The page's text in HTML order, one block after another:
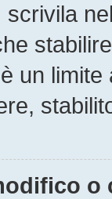
scrivila
un
o